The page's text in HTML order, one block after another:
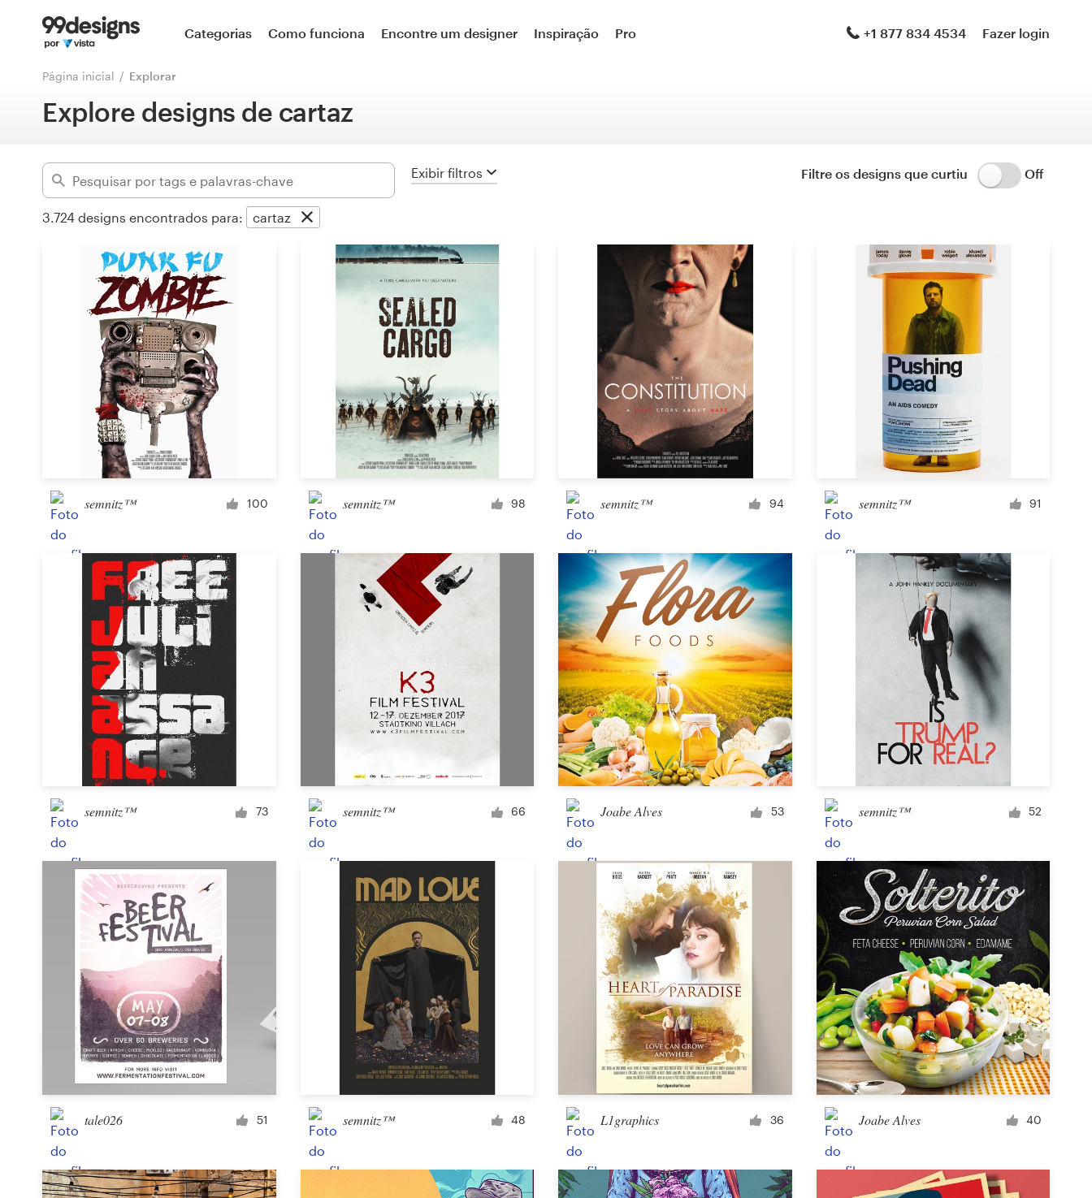
Categorias Como funciona Encontre um designer Inspiração Pro +1 877 834 4534 Fazer login
Página inicial Explorar
Explore designs de cartaz
Exibir filtros Filtre os designs que curtiu Off
3.724 designs encontrados para: cartaz
Avançado
Brand starter pack Brand launch pack
Design de site e aplicativo
Design de site design de tema para WordPress
Design de landing page
Design de aplicativo Capa para Facebook
Anúncio em banner
Outro design para site ou aplicativo
Negócios e publicidade
cartão postal, flyer ou impresso Cartaz
Infográfico Folder
Envelopamento de carro, caminhão ou van Sinalização
template para PowerPoint
Menu Outra publicidade ou propaganda
Capa de álbum (CD)
Vestuário e item promocional
Camiseta Vestuário ou confecção
Item promocional Copo ou caneca
Outros vestuários ou itens promocionais
semnitz™ 100 semnitz™ 98 semnitz™ 94 semnitz™ 91
semnitz™ 73 semnitz™ 66 Joabe Alves 53 semnitz™ 52
tale026 51 semnitz™ 48 L1graphics 36 Joabe Alves 40
Página inicial
Pesquisar categorias
Como funciona
Inspiração
Concursos de designs
Projetos 1-para-1
Encontre um designer
Veja inspirações
99designs Studio
99designs Pro
Design de logotipos
Cartão de visita
Design de site
Manual de identidade da marca
Pesquisar todas as categorias
+1 877 834 4534
Central de Ajuda
Recursos
Preços